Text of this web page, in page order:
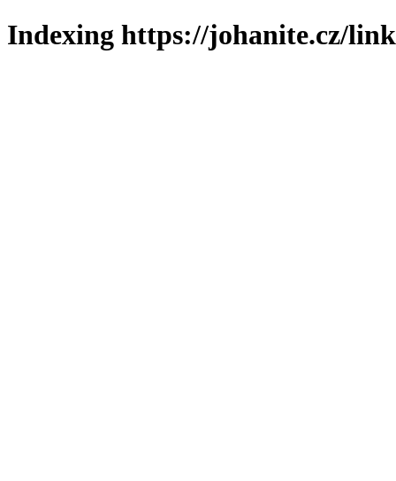
Indexing https://johanite.cz/